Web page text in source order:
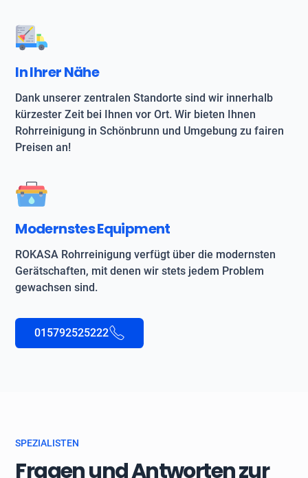
In Ihrer Nähe
Dank unserer zentralen Standorte sind wir innerhalb
kürzester Zeit bei Ihnen vor Ort. Wir bieten Ihnen
Rohrreinigung in Schönbrunn und Umgebung zu fairen
Preisen an!
Modernstes Equipment
ROKASA Rohrreinigung verfügt über die modernsten
Gerätschaften, mit denen wir stets jedem Problem
gewachsen sind.
015792525222
SPEZIALISTEN
Fragen und Antworten zur